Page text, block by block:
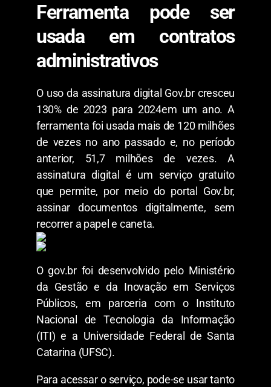
Ferramenta pode ser
usada em contratos
administrativos
O uso da assinatura digital Gov.br cresceu
130% de 2023 para 2024em um ano. A
ferramenta foi usada mais de 120 milhões
de vezes no ano passado e, no período
anterior, 51,7 milhões de vezes. A
assinatura digital é um serviço gratuito
que permite, por meio do portal Gov.br,
assinar documentos digitalmente, sem
recorrer a papel e caneta.
O gov.br foi desenvolvido pelo Ministério
da Gestão e da Inovação em Serviços
Públicos, em parceria com o Instituto
Nacional de Tecnologia da Informação
(ITI) e a Universidade Federal de Santa
Catarina (UFSC).
Para acessar o serviço, pode-se usar tanto